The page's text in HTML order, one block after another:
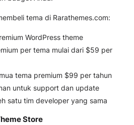
tema di Rarathemes.com:
WordPress theme
per tema mulai dari $59 per
tema premium $99 per tahun
untuk support dan update
satu tim developer yang sama
Store